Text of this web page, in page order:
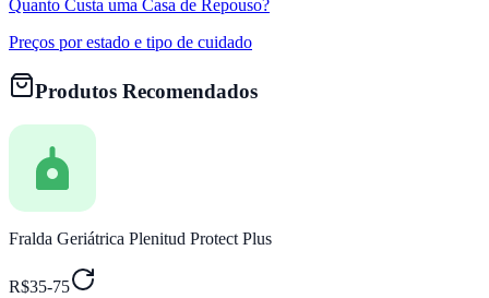
Quanto Custa uma Casa de Repouso?
Preços por estado e tipo de cuidado
Produtos Recomendados
Fralda Geriátrica Plenitud Protect Plus
R$35-75